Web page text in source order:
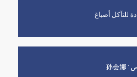
للتآكل أصباغ
:
孙会娜